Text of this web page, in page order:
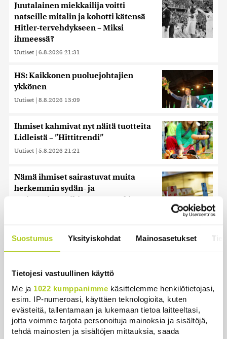
Suostumus Yksityiskohdat Mainosasetukset
Tietojesi vastuullinen käyttö
Me ja 1022 kumppanimme käsittelemme henkilötietojasi,
esim. IP-numeroasi, käyttäen teknologioita, kuten
evästeitä, tallentamaan ja lukemaan tietoa laitteeltasi,
jotta voimme tarjota personoituja mainoksia ja sisältöjä,
tehdä mainosten ja sisältöjen mittauksia, saada
Juutalainen miekkailija voitti
natseille mitalin ja kohotti kätensä
Hitler-tervehdykseen – Miksi
ihmeessä?
Uutiset | 6.8.2026 21:31
HS: Kaikkonen puoluejohtajien
ykkönen
Uutiset | 8.8.2026 13:09
Ihmiset kahmivat nyt näitä tuotteita
Lidleistä – ”Hittitrendi”
Uutiset | 5.8.2026 21:21
Nämä ihmiset sairastuvat muita
herkemmin sydän- ja
verisuonitauteihin, sanoo tutkimus
Reuters: Ukraina on tuhonnut yli
Uutiset | 7.8.2026 21:55
Oletko ihmetellyt peilejä
ikkunankarmeissa? Tällainen oli
1800-luvun ”sosiaalinen media”
Uutiset | 5.8.2026 21:45